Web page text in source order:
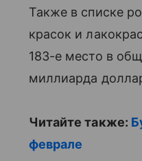
Также в списке
красок и
183-е место в
миллиарда
Читайте также:
феврале